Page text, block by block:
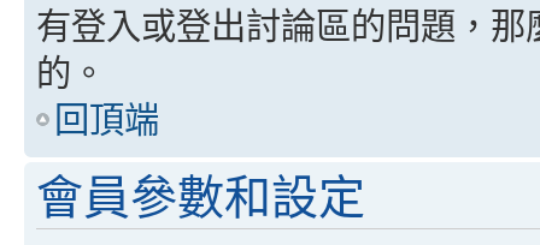
有登入或登出討論區的問題，
的。
回頂端
會員參數和設定